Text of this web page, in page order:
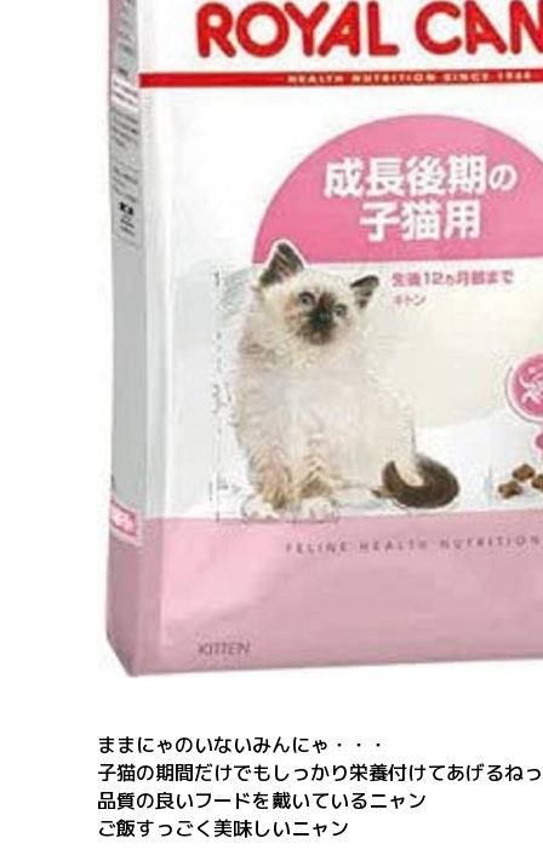
ままにゃのいないみんにゃ・・・
子猫の期間だけでもしっかり栄養付けてあげる
品質の良いフードを戴いているニャン
ご飯すっごく美味しいニャン